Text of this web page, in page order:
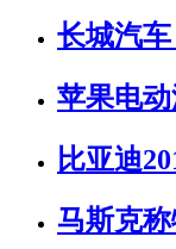
长城汽车
苹果电
比亚迪
马斯克